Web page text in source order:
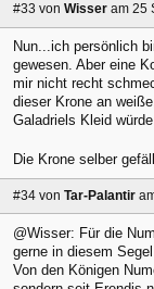
#33 von Wisser am 25
Nun...ich persönlich
gewesen. Aber eine
mir nicht recht
dieser Krone an
Galadriels Kleid
Die Krone selber
#34 von Tar-Palantir
@Wisser: Für die
gerne in diesem
Von den Königen